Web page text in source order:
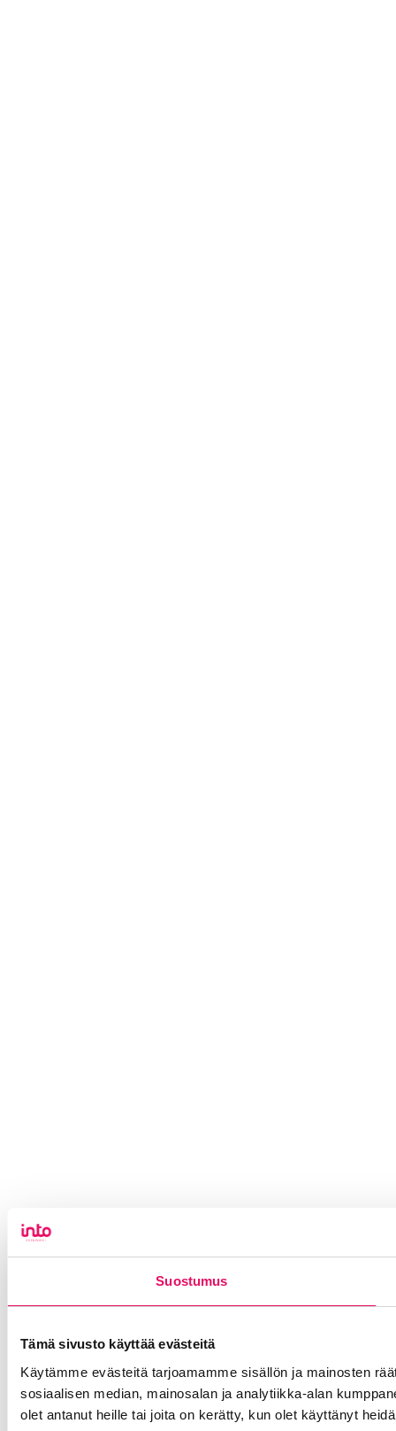
Suostumus
Tämä sivusto käyttää evästeitä
Käytämme evästeitä tarjoamamme sisällön ja mainosten
sosiaalisen median, mainosalan ja analytiikka-alan
olet antanut heille tai joita on kerätty, kun olet käyttänyt